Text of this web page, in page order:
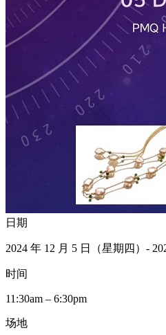
日期
2024 年 12 月 5 日（星期四）-
时间
11:30am – 6:30pm
场地